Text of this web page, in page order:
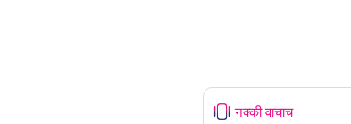
नक्की वाचाच